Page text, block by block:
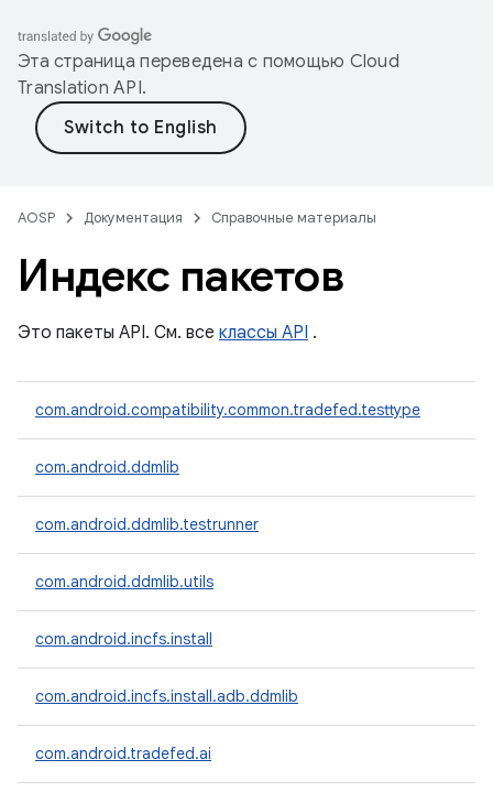
Эта страница переведена с помощью Cloud
Translation API.
AOSP Документация Справочные материалы
Индекс пакетов
Это пакеты API. См. все классы API .
com.android.compatibility.common.tradefed.testtype
com.android.ddmlib
com.android.ddmlib.testrunner
com.android.ddmlib.utils
com.android.incfs.install
com.android.incfs.install.adb.ddmlib
com.android.tradefed.ai